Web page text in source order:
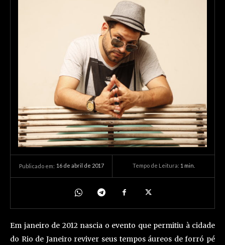
Publicado em: 16 de abril de 2017 Tempo de Leitura: 1 min.
Em janeiro de 2012 nascia o evento que permitiu à cidade
do Rio de Janeiro reviver seus tempos áureos de forró pé